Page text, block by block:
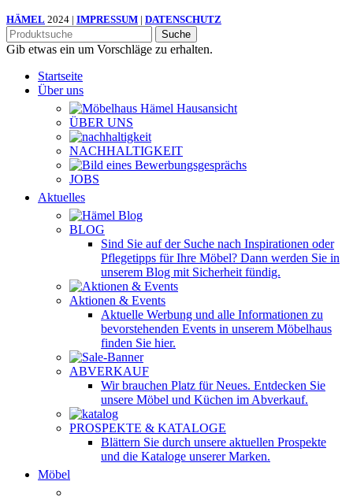
HÄMEL 2024 | IMPRESSUM | DATENSCHUTZ
Suche
Gib etwas ein um Vorschläge zu erhalten.
Startseite
Über uns
ÜBER UNS
NACHHALTIGKEIT
JOBS
Aktuelles
BLOG
Sind Sie auf der Suche nach Inspirationen oder
Pflegetipps für Ihre Möbel? Dann werden Sie in
unserem Blog mit Sicherheit fündig.
Aktionen & Events
Aktuelle Werbung und alle Informationen zu
bevorstehenden Events in unserem Möbelhaus
finden Sie hier.
ABVERKAUF
Wir brauchen Platz für Neues. Entdecken Sie
unsere Möbel und Küchen im Abverkauf.
PROSPEKTE & KATALOGE
Blättern Sie durch unsere aktuellen Prospekte
und die Kataloge unserer Marken.
Möbel